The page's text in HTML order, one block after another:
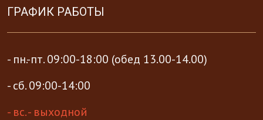
ГРАФИК РАБОТЫ
- пн.-пт. 09:00-18:00 (обед 13.00-14.00)
- сб. 09:00-14:00
- вс. - выходной